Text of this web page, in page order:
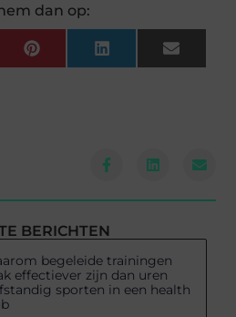
dan op:
PinterestLinkedInEmail
BERICHTEN
begeleide trainingen
effectiever zijn dan uren
sporten in een health